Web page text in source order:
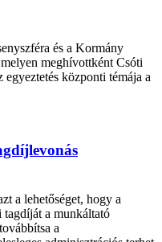
és a Kormány
meghívottként Csóti
központi témája a
a lehetőséget, hogy a
tagdíját a munkáltató
a